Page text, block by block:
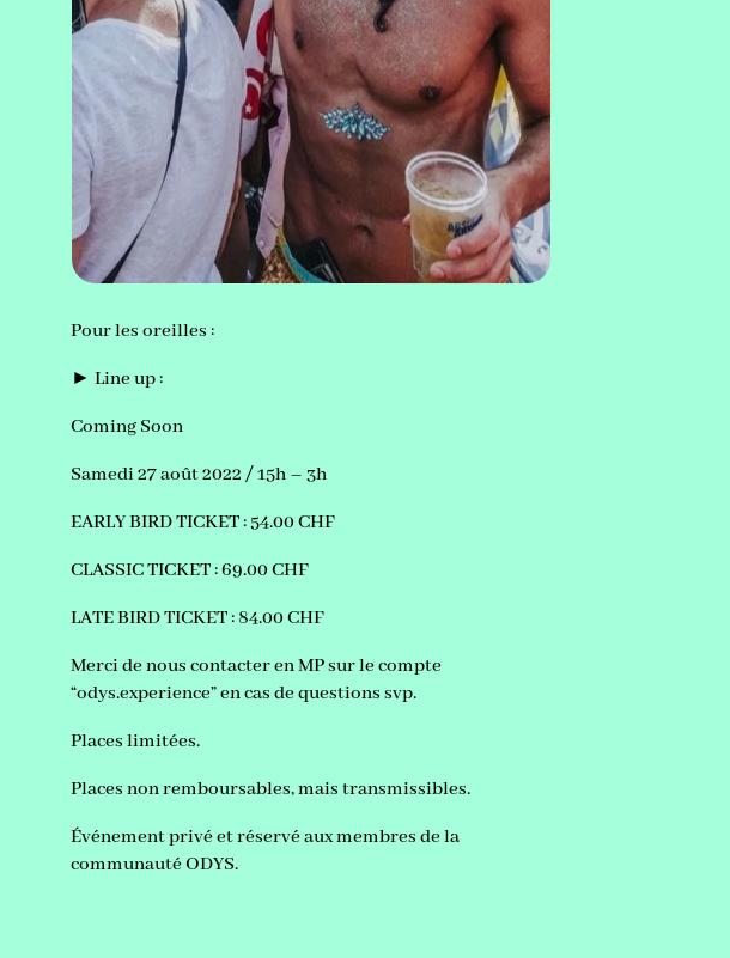
Pour les oreilles :
► Line up :
Coming Soon
Samedi 27 août 2022 / 15h – 3h
EARLY BIRD TICKET : 54.00 CHF
CLASSIC TICKET : 69.00 CHF
LATE BIRD TICKET : 84.00 CHF
Merci de nous contacter en MP sur le compte
“odys.experience” en cas de questions svp.
Places limitées.
Places non remboursables, mais transmissibles.
Événement privé et réservé aux membres de la
communauté ODYS.